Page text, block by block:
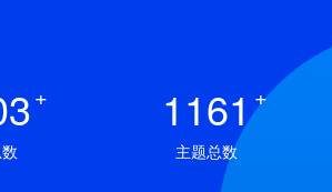
+ 1161+
主题总数